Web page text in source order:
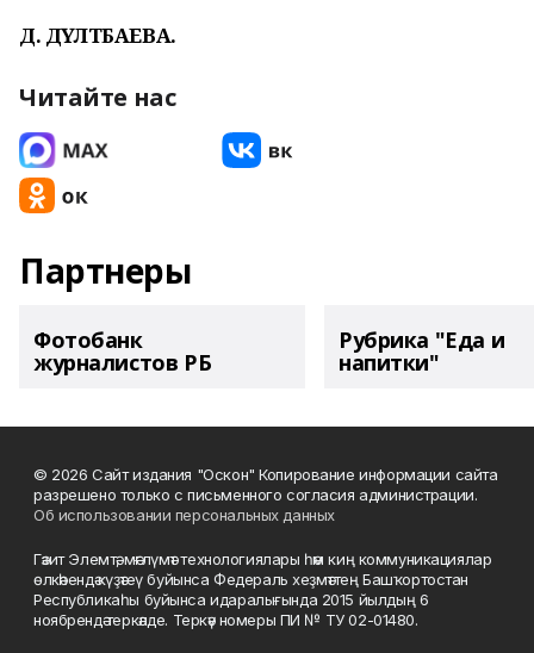
Д. ДӘҮЛӘТБАЕВА.
Читайте нас
Партнеры
Фотобанк
журналистов РБ
Рубрика "Еда и
напитки"
© 2026 Сайт издания "Оскон" Копирование информации сайта
разрешено только с письменного согласия администрации.
Об использовании персональных данных
Гәзит Элемтә, мәғлүмәт технологиялары һәм киң коммуникациялар
өлкәһендә күҙәтеү буйынса Федераль хеҙмәттең Башҡортостан
Республикаһы буйынса идаралығында 2015 йылдың 6
ноябрендә теркәлде. Теркәү номеры ПИ № ТУ 02-01480.